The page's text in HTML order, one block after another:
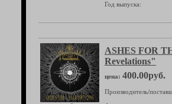
Год выпуска:
ASHES FOR
Revelations"
цена: 400.00руб.
Производитель/